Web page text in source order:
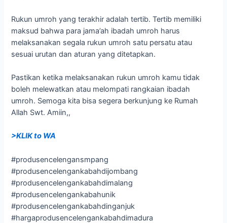
Rukun umroh yang terakhir adalah tertib. Tertib memiliki
maksud bahwa para jama’ah ibadah umroh harus
melaksanakan segala rukun umroh satu persatu atau
sesuai urutan dan aturan yang ditetapkan.
Pastikan ketika melaksanakan rukun umroh kamu tidak
boleh melewatkan atau melompati rangkaian ibadah
umroh. Semoga kita bisa segera berkunjung ke Rumah
Allah Swt. Amiin,,
>KLIK to WA
#produsencelengansmpang
#produsencelengankabahdijombang
#produsencelengankabahdimalang
#produsencelengankabahunik
#produsencelengankabahdinganjuk
#hargaprodusencelengankabahdimadura